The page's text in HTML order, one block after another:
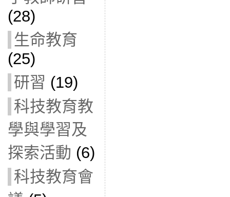
(28)
生命教育
(25)
研習 (19)
科技教育教
學與學習及
探索活動 (6)
科技教育會